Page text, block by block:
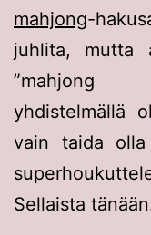
mahjong-
juhlita, mutta
”mahjong
yhdistelmällä
vain taida
Sellaista